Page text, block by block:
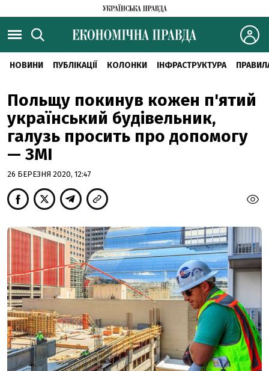
НОВИНИ ПУБЛІКАЦІЇ КОЛОНКИ ІНФРАСТРУКТУРА
Польщу покинув кожен п'ятий
український будівельник,
галузь просить про допомогу
— ЗМІ
26 БЕРЕЗНЯ 2020, 12:47